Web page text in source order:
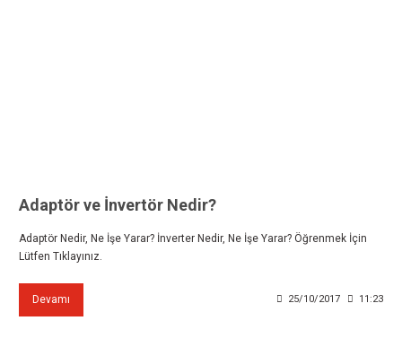
Adaptör ve İnvertör Nedir?
Adaptör Nedir, Ne İşe Yarar? İnverter Nedir, Ne İşe Yarar? Öğrenmek İçin
Lütfen Tıklayınız.
Devamı 25/10/2017 11:23